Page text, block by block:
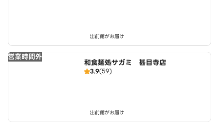
出前館がお届け
営業時間外
和食麺処サガミ 甚目寺店
3.9(59)
出前館がお届け